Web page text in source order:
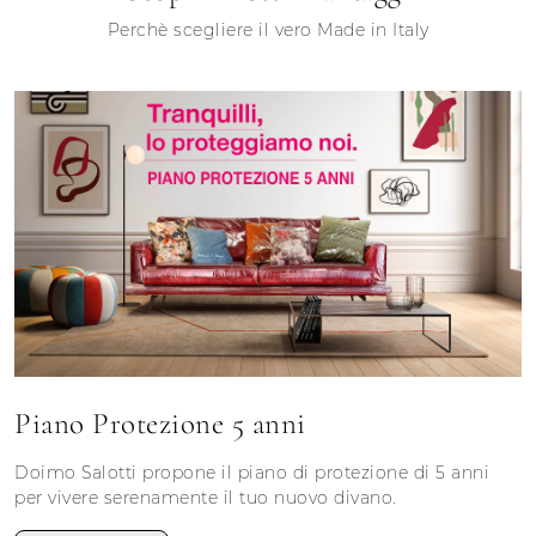
Perchè scegliere il vero Made in Italy
Piano Protezione 5 anni
Doimo Salotti propone il piano di protezione di 5 anni
per vivere serenamente il tuo nuovo divano.